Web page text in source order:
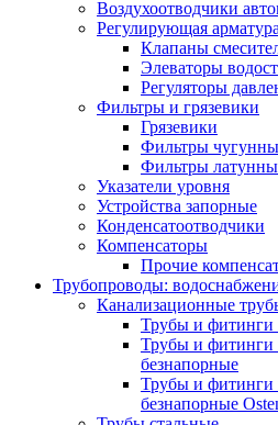
Воздухоотводчики
Регулирующая арматура
Клапаны
Элеваторы
Регуляторы
Фильтры и грязевики
Грязевики
Фильтры
Фильтры
Указатели уровня
Устройства запорные
Конденсатоотводчики
Компенсаторы
Прочие
Трубопроводы:
Канализационные
Трубы и
Трубы и фитинги
безнапорные
Трубы и фитинги
безнапорные